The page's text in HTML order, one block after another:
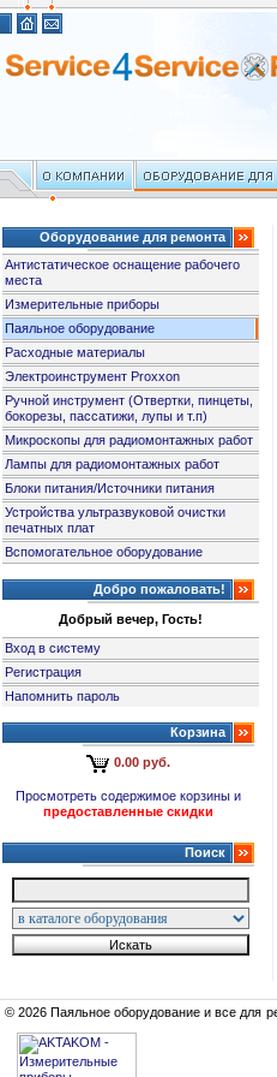
Оборудование для ремонта
Антистатическое оснащение рабочего
места
Измерительные приборы
Паяльное оборудование
Расходные материалы
Электроинструмент Proxxon
Ручной инструмент (Отвертки, пинцеты,
бокорезы, пассатижи, лупы и т.п)
Микроскопы для радиомонтажных работ
Лампы для радиомонтажных работ
Блоки питания/Источники питания
Устройства ультразвуковой очистки
печатных плат
Вспомогательное оборудование
Добро пожаловать!
Добрый вечер, Гость!
Вход в систему
Регистрация
Напомнить пароль
Корзина
0.00 руб.
Просмотреть содержимое корзины и
предоставленные скидки
Поиск
© 2026 Паяльное оборудование и все для